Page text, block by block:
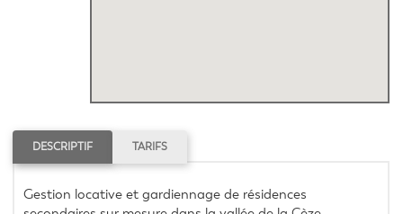
DESCRIPTIF TARIFS
Gestion locative et gardiennage de résidences